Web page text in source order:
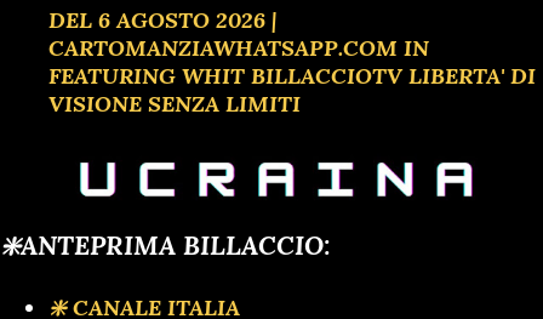
DEL 6 AGOSTO 2026 |
CARTOMANZIAWHATSAPP.COM IN
FEATURING WHIT BILLACCIOTV LIBERTA' DI
VISIONE SENZA LIMITI
❇️ANTEPRIMA BILLACCIO:
❇️ CANALE ITALIA